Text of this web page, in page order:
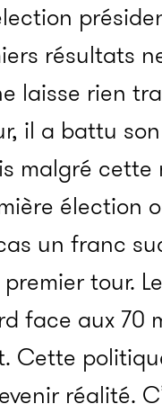
résultats
laisse rien
il a battu
malgré
élection
un franc
tour.
face aux
Cette
réalité.